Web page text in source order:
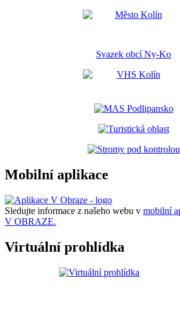
Svazek obcí Ny-Ko
Mobilní aplikace
Sledujte informace z našeho webu v mobilní
V OBRAZE.
Virtuální prohlídka